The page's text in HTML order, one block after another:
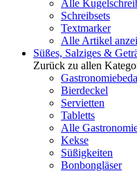
Alle
Schreibsets
Textmarker
Alle Artikel
Süßes, Salziges &
Zurück zu allen
Bierdeckel
Servietten
Tabletts
Alle
Kekse
Süßigkeiten
Bonbongläser